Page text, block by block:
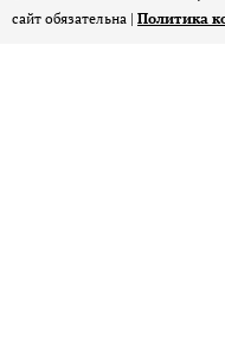
сайт обязательна | Политика